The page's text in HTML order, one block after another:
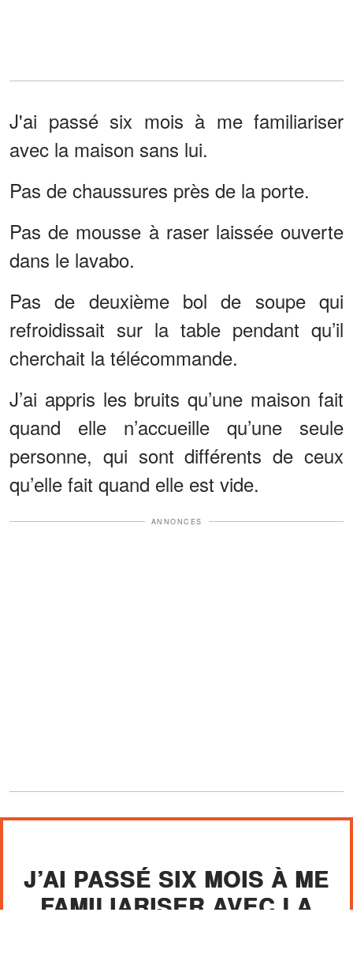
J'ai passé six mois à me familiariser
avec la maison sans lui.
Pas de chaussures près de la porte.
Pas de mousse à raser laissée ouverte
dans le lavabo.
Pas de deuxième bol de soupe qui
refroidissait sur la table pendant qu’il
cherchait la télécommande.
J’ai appris les bruits qu’une maison fait
quand elle n’accueille qu’une seule
personne, qui sont différents de ceux
qu’elle fait quand elle est vide.
ANNONCES
J’AI PASSÉ SIX MOIS À ME
FAMILIARISER AVEC LA